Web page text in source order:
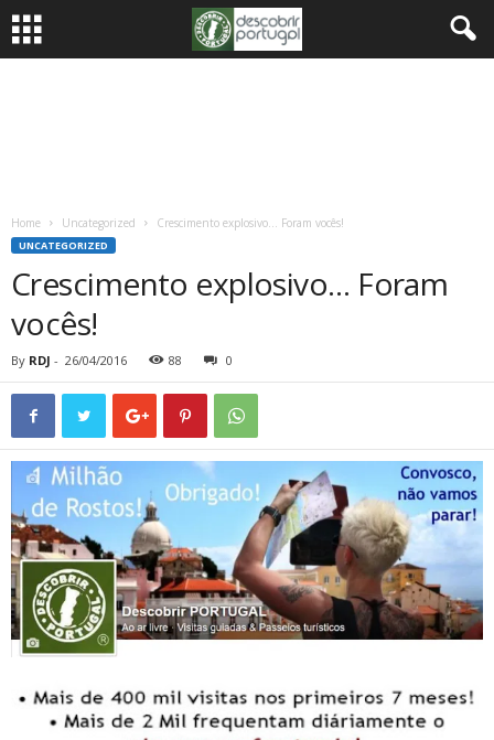
Home Uncategorized Crescimento explosivo… Foram vocês!
UNCATEGORIZED
Crescimento explosivo… Foram
vocês!
By RDJ - 26/04/2016 88 0